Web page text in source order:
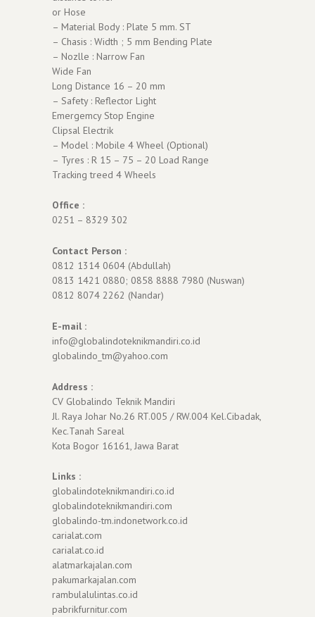
or Hose
– Material Body : Plate 5 mm. ST
– Chasis : Width ; 5 mm Bending Plate
– Nozlle : Narrow Fan
Wide Fan
Long Distance 16 – 20 mm
– Safety : Reflector Light
Emergemcy Stop Engine
Clipsal Electrik
– Model : Mobile 4 Wheel (Optional)
– Tyres : R 15 – 75 – 20 Load Range
Tracking treed 4 Wheels
Office :
0251 – 8329 302
Contact Person :
0812 1314 0604 (Abdullah)
0813 1421 0880; 0858 8888 7980 (Nuswan)
0812 8074 2262 (Nandar)
E-mail :
info@globalindoteknikmandiri.co.id
globalindo_tm@yahoo.com
Address :
CV Globalindo Teknik Mandiri
Jl. Raya Johar No.26 RT.005 / RW.004 Kel.Cibadak,
Kec.Tanah Sareal
Kota Bogor 16161, Jawa Barat
Links :
globalindoteknikmandiri.co.id
globalindoteknikmandiri.com
globalindo-tm.indonetwork.co.id
carialat.com
carialat.co.id
alatmarkajalan.com
pakumarkajalan.com
rambulalulintas.co.id
pabrikfurnitur.com